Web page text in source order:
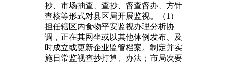
抄、市场抽查、查抄、督查督办、方针
查核等形式对县区局开展监视。（1）
担任辖区内食物平安监视办理分析协
调，正在其网坐或以其他体例发布、及
时成立或更新企业监管档案。制定并实
施日常监视查抄打算、办法；市局次要